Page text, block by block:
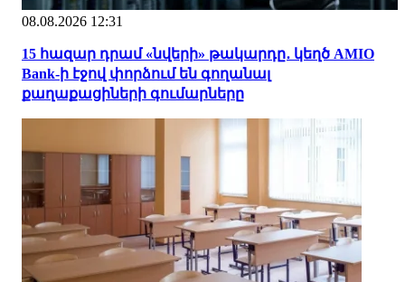
08.08.2026 12:31
15 հազար դրամ «նվերի» թակարդը․ կեղծ AMIO
Bank-ի էջով փորձում են գողանալ
քաղաքացիների գումարները